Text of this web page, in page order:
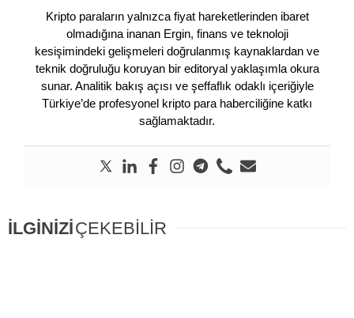
Kripto paraların yalnızca fiyat hareketlerinden ibaret
olmadığına inanan Ergin, finans ve teknoloji
kesişimindeki gelişmeleri doğrulanmış kaynaklardan ve
teknik doğruluğu koruyan bir editoryal yaklaşımla okura
sunar. Analitik bakış açısı ve şeffaflık odaklı içeriğiyle
Türkiye’de profesyonel kripto para haberciliğine katkı
sağlamaktadır.
İLGİNİZİÇEKEBİLİR